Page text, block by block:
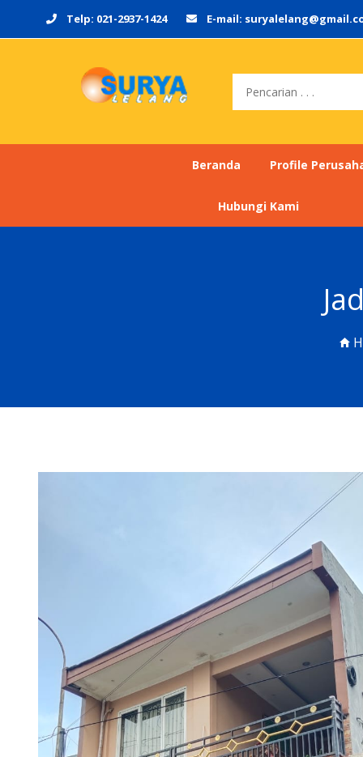
Telp: 021-2937-1424 E-mail:
Beranda Profile
Hubungi Kami